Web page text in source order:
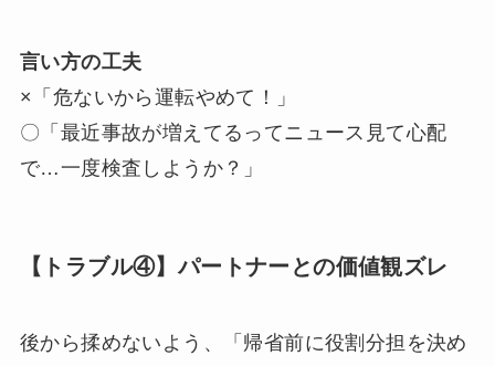
言い方の工夫
×「危ないから運転やめて！」
〇「最近事故が増えてるってニュース見て心配
で…一度検査しようか？」
【トラブル④】パートナーとの価値観ズレ
後から揉めないよう、「帰省前に役割分担を決め